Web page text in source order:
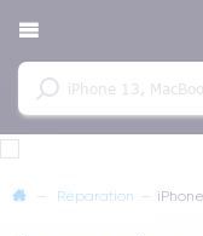
— Réparation —